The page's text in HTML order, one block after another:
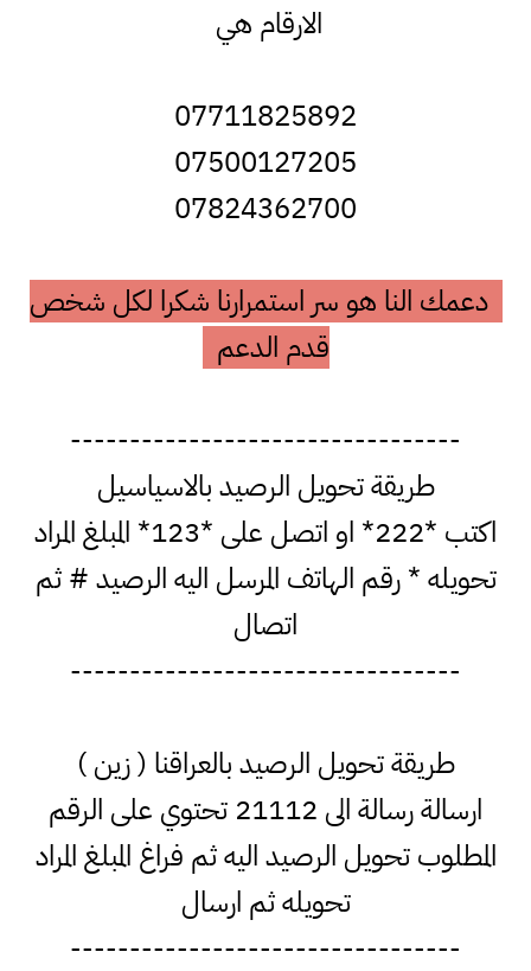
الارقام هي
07711825892
07500127205
07824362700
دعمك النا هو سر استمرارنا شكرا لكل شخص
قدم الدعم
---------------------------------
طريقة تحويل الرصيد بالاسياسيل
اكتب *222* او اتصل على *123* المبلغ المراد
تحويله * رقم الهاتف المرسل اليه الرصيد # ثم
اتصال
---------------------------------
طريقة تحويل الرصيد بالعراقنا ( زين )
ارسالة رسالة الى 21112 تحتوي على الرقم
المطلوب تحويل الرصيد اليه ثم فراغ المبلغ المراد
تحويله ثم ارسال
---------------------------------